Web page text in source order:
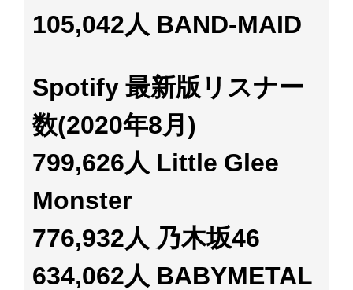
105,042人 BAND-MAID
Spotify 最新版リスナー
数(2020年8月)
799,626人 Little Glee
Monster
776,932人 乃木坂46
634,062人 BABYMETAL